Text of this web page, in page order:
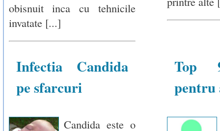
obisnuit inca cu tehnicile
invatate [...]
Infectia Candida
pe sfarcuri
Candida este o
Top
pentru